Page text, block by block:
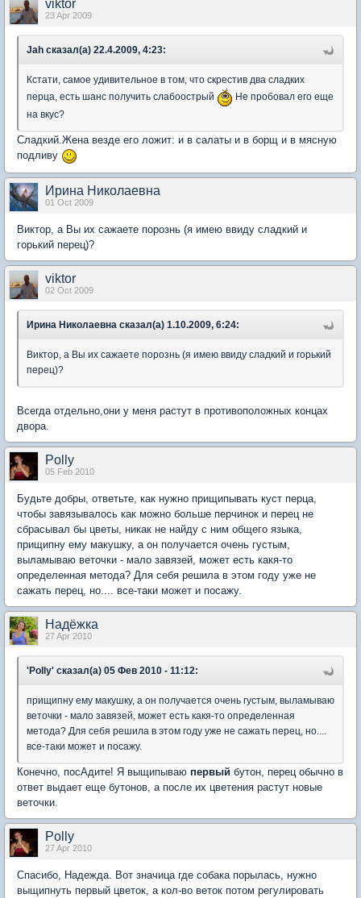
viktor
23 Apr 2009
Jah сказал(а) 22.4.2009, 4:23:
Кстати, самое удивительное в том, что скрестив два сладких
перца, есть шанс получить слабоострый
Не пробовал его еще
на вкус?
Сладкий.Жена везде его ложит: и в салаты и в борщ и в мясную
подливу
Ирина Николаевна
01 Oct 2009
Виктор, а Вы их сажаете порознь (я имею ввиду сладкий и
горький перец)?
viktor
02 Oct 2009
Ирина Николаевна сказал(а) 1.10.2009, 6:24:
Виктор, а Вы их сажаете порознь (я имею ввиду сладкий и горький
перец)?
Всегда отдельно,они у меня растут в противоположных концах
двора.
Polly
05 Feb 2010
Будьте добры, ответьте, как нужно прищипывать куст перца,
чтобы завязывалось как можно больше перчинок и перец не
сбрасывал бы цветы, никак не найду с ним общего языка,
прищипну ему макушку, а он получается очень густым,
выламываю веточки - мало завязей, может есть какя-то
определенная метода? Для себя решила в этом году уже не
сажать перец, но.... все-таки может и посажу.
Надёжка
27 Apr 2010
'Polly' сказал(а) 05 Фев 2010 - 11:12:
прищипну ему макушку, а он получается очень густым, выламываю
веточки - мало завязей, может есть какя-то определенная
метода? Для себя решила в этом году уже не сажать перец, но....
все-таки может и посажу.
Конечно, посАдите! Я выщипываю первый бутон, перец обычно в
ответ выдает еще бутонов, а после их цветения растут новые
веточки.
Polly
27 Apr 2010
Спасибо, Надежда. Вот значица где собака порылась, нужно
выщипнуть первый цветок, а кол-во веток потом регулировать